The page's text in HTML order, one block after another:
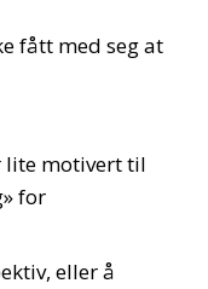
fått med seg at
lite motivert til
for
eller å